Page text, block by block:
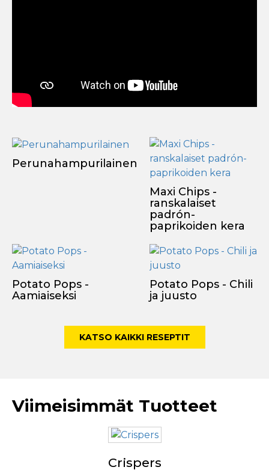
Perunahampurilainen
Maxi Chips -
ranskalaiset
padrón-
paprikoiden kera
Potato Pops -
Aamiaiseksi
Potato Pops - Chili
ja juusto
KATSO KAIKKI RESEPTIT
Viimeisimmät Tuotteet
Crispers